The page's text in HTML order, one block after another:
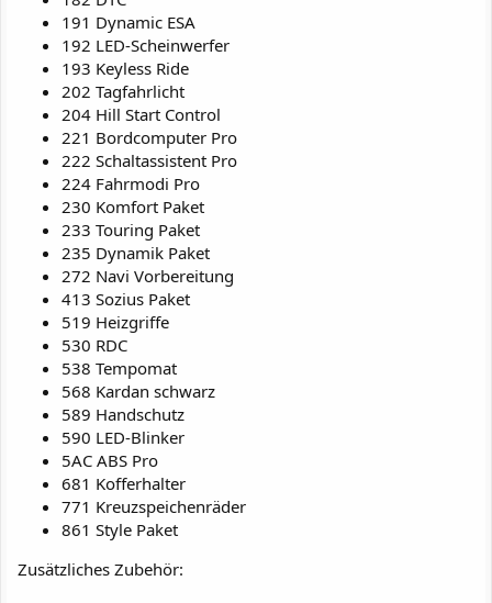
191 Dynamic ESA
192 LED-Scheinwerfer
193 Keyless Ride
202 Tagfahrlicht
204 Hill Start Control
221 Bordcomputer Pro
222 Schaltassistent Pro
224 Fahrmodi Pro
230 Komfort Paket
233 Touring Paket
235 Dynamik Paket
272 Navi Vorbereitung
413 Sozius Paket
519 Heizgriffe
530 RDC
538 Tempomat
568 Kardan schwarz
589 Handschutz
590 LED-Blinker
5AC ABS Pro
681 Kofferhalter
771 Kreuzspeichenräder
861 Style Paket
Zusätzliches Zubehör: